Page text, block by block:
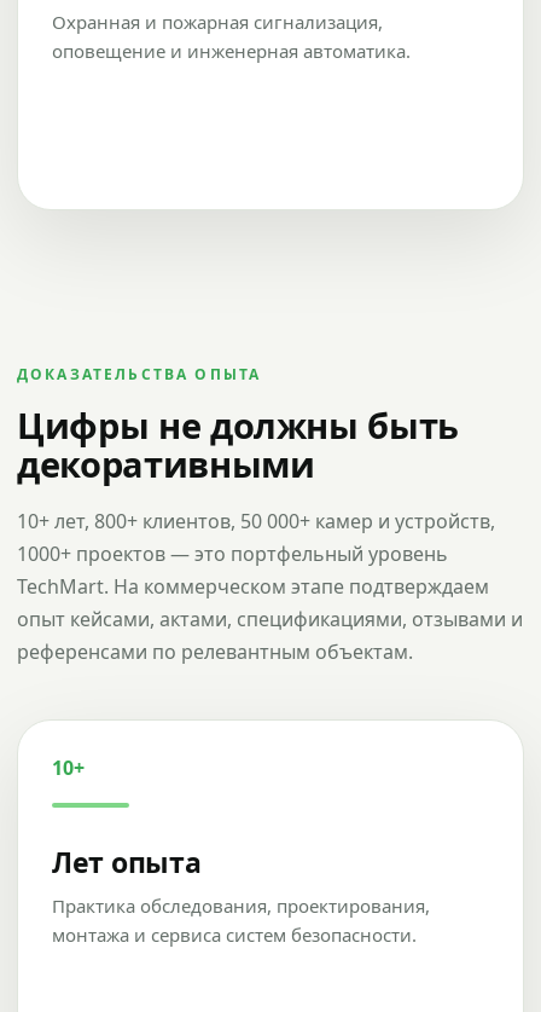
Охранная и пожарная сигнализация,
оповещение и инженерная автоматика.
ДОКАЗАТЕЛЬСТВА ОПЫТА
Цифры не должны быть
декоративными
10+ лет, 800+ клиентов, 50 000+ камер и устройств,
1000+ проектов — это портфельный уровень
TechMart. На коммерческом этапе подтверждаем
опыт кейсами, актами, спецификациями, отзывами и
референсами по релевантным объектам.
10+
Лет опыта
Практика обследования, проектирования,
монтажа и сервиса систем безопасности.